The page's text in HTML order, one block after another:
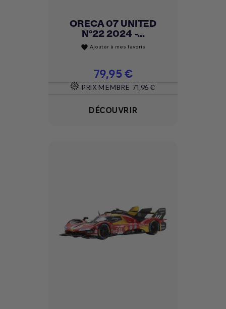
ORECA 07 UNITED
N°22 2024 -...
favorite Ajouter à mes favoris
Prix
79,95 €
PRIX MEMBRE 71,96 €
DÉCOUVRIR